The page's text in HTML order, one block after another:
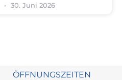
30. Juni 2026
ÖFFNUNGSZEITEN